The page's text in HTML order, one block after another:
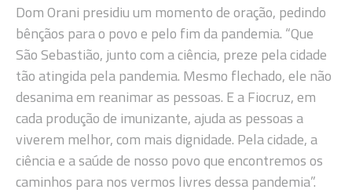
Dom Orani presidiu um momento de oração, pedindo
bênçãos para o povo e pelo fim da pandemia. “Que
São Sebastião, junto com a ciência, preze pela cidade
tão atingida pela pandemia. Mesmo flechado, ele não
desanima em reanimar as pessoas. E a Fiocruz, em
cada produção de imunizante, ajuda as pessoas a
viverem melhor, com mais dignidade. Pela cidade, a
ciência e a saúde de nosso povo que encontremos os
caminhos para nos vermos livres dessa pandemia”.